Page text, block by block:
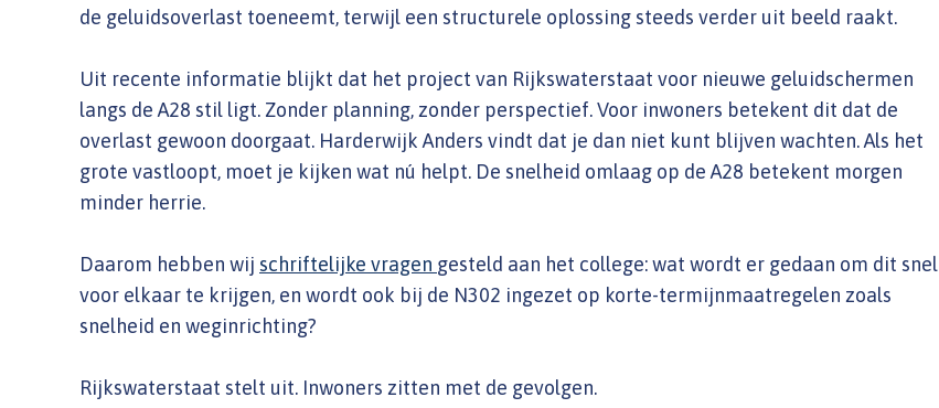
de geluidsoverlast toeneemt, terwijl een structurele oplossing steeds verder uit beeld raakt.
Uit recente informatie blijkt dat het project van Rijkswaterstaat voor nieuwe geluidschermen
langs de A28 stil ligt. Zonder planning, zonder perspectief. Voor inwoners betekent dit dat de
overlast gewoon doorgaat. Harderwijk Anders vindt dat je dan niet kunt blijven wachten. Als het
grote vastloopt, moet je kijken wat nú helpt. De snelheid omlaag op de A28 betekent morgen
minder herrie.
Daarom hebben wij schriftelijke vragen gesteld aan het college: wat wordt er gedaan om dit snel
voor elkaar te krijgen, en wordt ook bij de N302 ingezet op korte-termijnmaatregelen zoals
snelheid en weginrichting?
Rijkswaterstaat stelt uit. Inwoners zitten met de gevolgen.